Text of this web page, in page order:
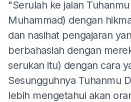
"Serulah ke jalan
Muhammad) dengan
dan nasihat pengajaran
berbahaslah dengan
serukan itu) dengan cara
Sesungguhnya Tuhanmu
lebih mengetahui akan